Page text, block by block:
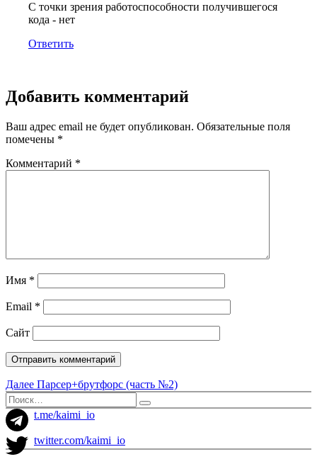
С точки зрения работоспособности получившегося
кода - нет
Ответить
Добавить комментарий
Ваш адрес email не будет опубликован. Обязательные поля
помечены *
Комментарий *
Имя *
Email *
Сайт
Навигация
по
записям
Далее Следующая
запись:
Парсер+брутфорс (часть №2)
Искать:
Поиск
t.me/kaimi_io
twitter.com/kaimi_io